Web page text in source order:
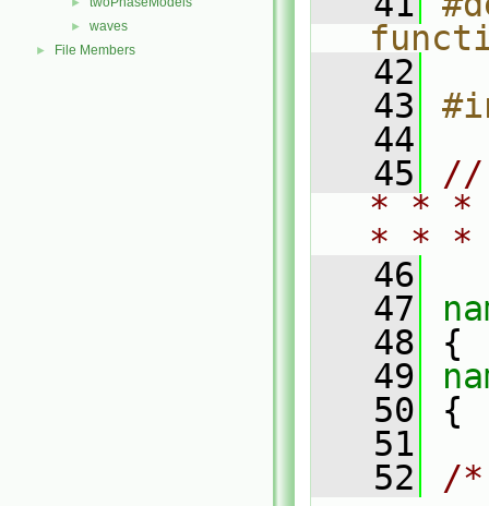
► waves
► File Members
   42
   43
   44
   45
//
* * *
* *
   46
   47
   48
{
   49
   50
{
   51
   52
/